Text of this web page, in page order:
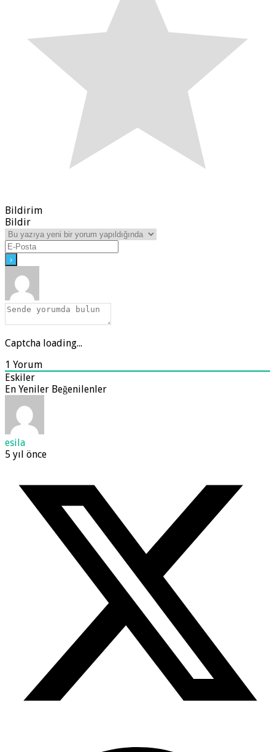
Bildirim
Bildir
Captcha loading...
1 Yorum
Eskiler
En Yeniler Beğenilenler
esila
5 yıl önce